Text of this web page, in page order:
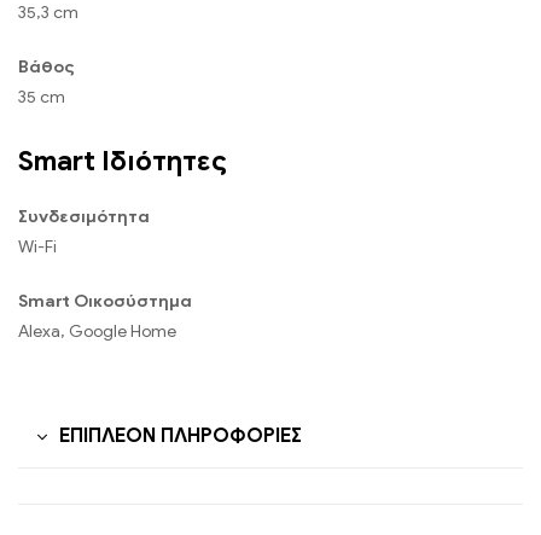
35,3 cm
Βάθος
35 cm
Smart Ιδιότητες
Συνδεσιμότητα
Wi-Fi
Smart Οικοσύστημα
Alexa, Google Home
ΕΠΙΠΛΈΟΝ ΠΛΗΡΟΦΟΡΊΕΣ